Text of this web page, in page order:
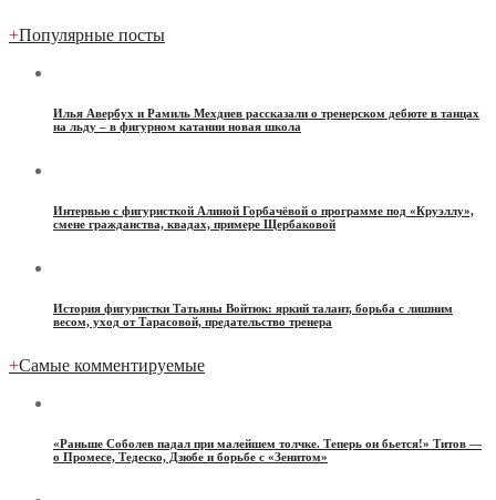
+Популярные посты
Илья Авербух и Рамиль Мехдиев рассказали о тренерском дебюте в танцах
на льду – в фигурном катании новая школа
Интервью с фигуристкой Алиной Горбачёвой о программе под «Круэллу»,
смене гражданства, квадах, примере Щербаковой
История фигуристки Татьяны Войтюк: яркий талант, борьба с лишним
весом, уход от Тарасовой, предательство тренера
+Самые комментируемые
«Раньше Соболев падал при малейшем толчке. Теперь он бьется!» Титов —
о Промесе, Тедеско, Дзюбе и борьбе с «Зенитом»